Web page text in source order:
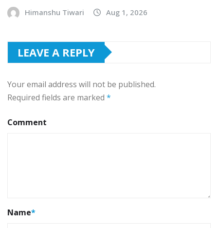
Himanshu Tiwari Aug 1, 2026
LEAVE A REPLY
Your email address will not be published.
Required fields are marked *
Comment
Name*